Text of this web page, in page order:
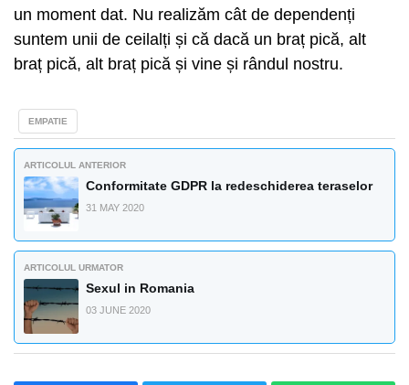
un moment dat. Nu realizăm cât de dependenți
suntem unii de ceilalți și că dacă un braț pică, alt
braț pică, alt braț pică și vine și rândul nostru.
EMPATIE
ARTICOLUL ANTERIOR
Conformitate GDPR la redeschiderea teraselor
31 MAY 2020
ARTICOLUL URMATOR
Sexul in Romania
03 JUNE 2020